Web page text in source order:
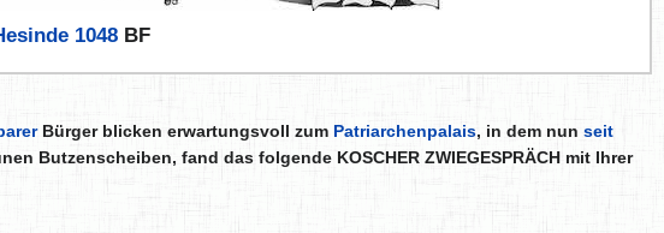
1048BF
Bürger blicken erwartungsvoll zum Patriarchenpalais, in dem nun seit
Butzenscheiben, fand das folgende KOSCHER ZWIEGESPRÄCH mit Ihrer